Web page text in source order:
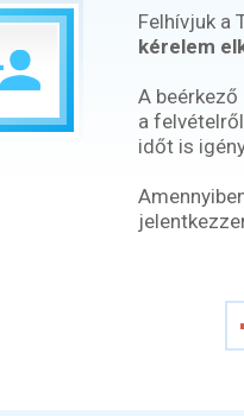
Felhívjuk a
kérelem
A
a
időt is